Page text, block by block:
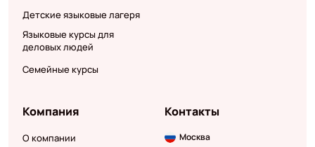
Детские языковые лагеря
Языковые курсы для
деловых людей
Семейные курсы
Компания
О компании
Контакты
Москва